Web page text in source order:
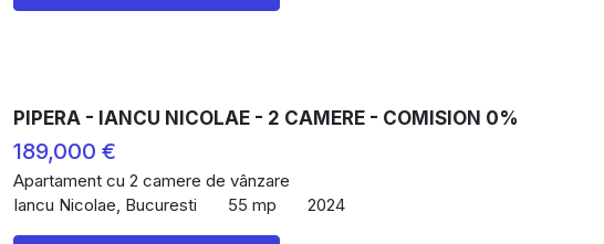
PIPERA - IANCU NICOLAE - 2 CAMERE - COMISION 0%
189,000 €
Apartament cu 2 camere de vânzare
Iancu Nicolae, Bucuresti
55 mp 2024